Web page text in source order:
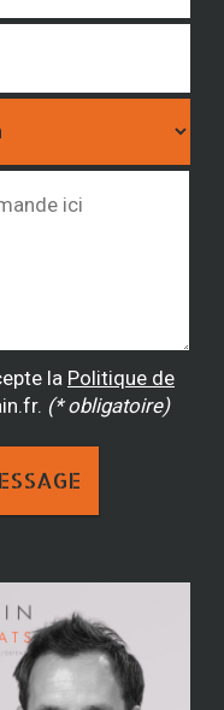
la Politique de
(* obligatoire)